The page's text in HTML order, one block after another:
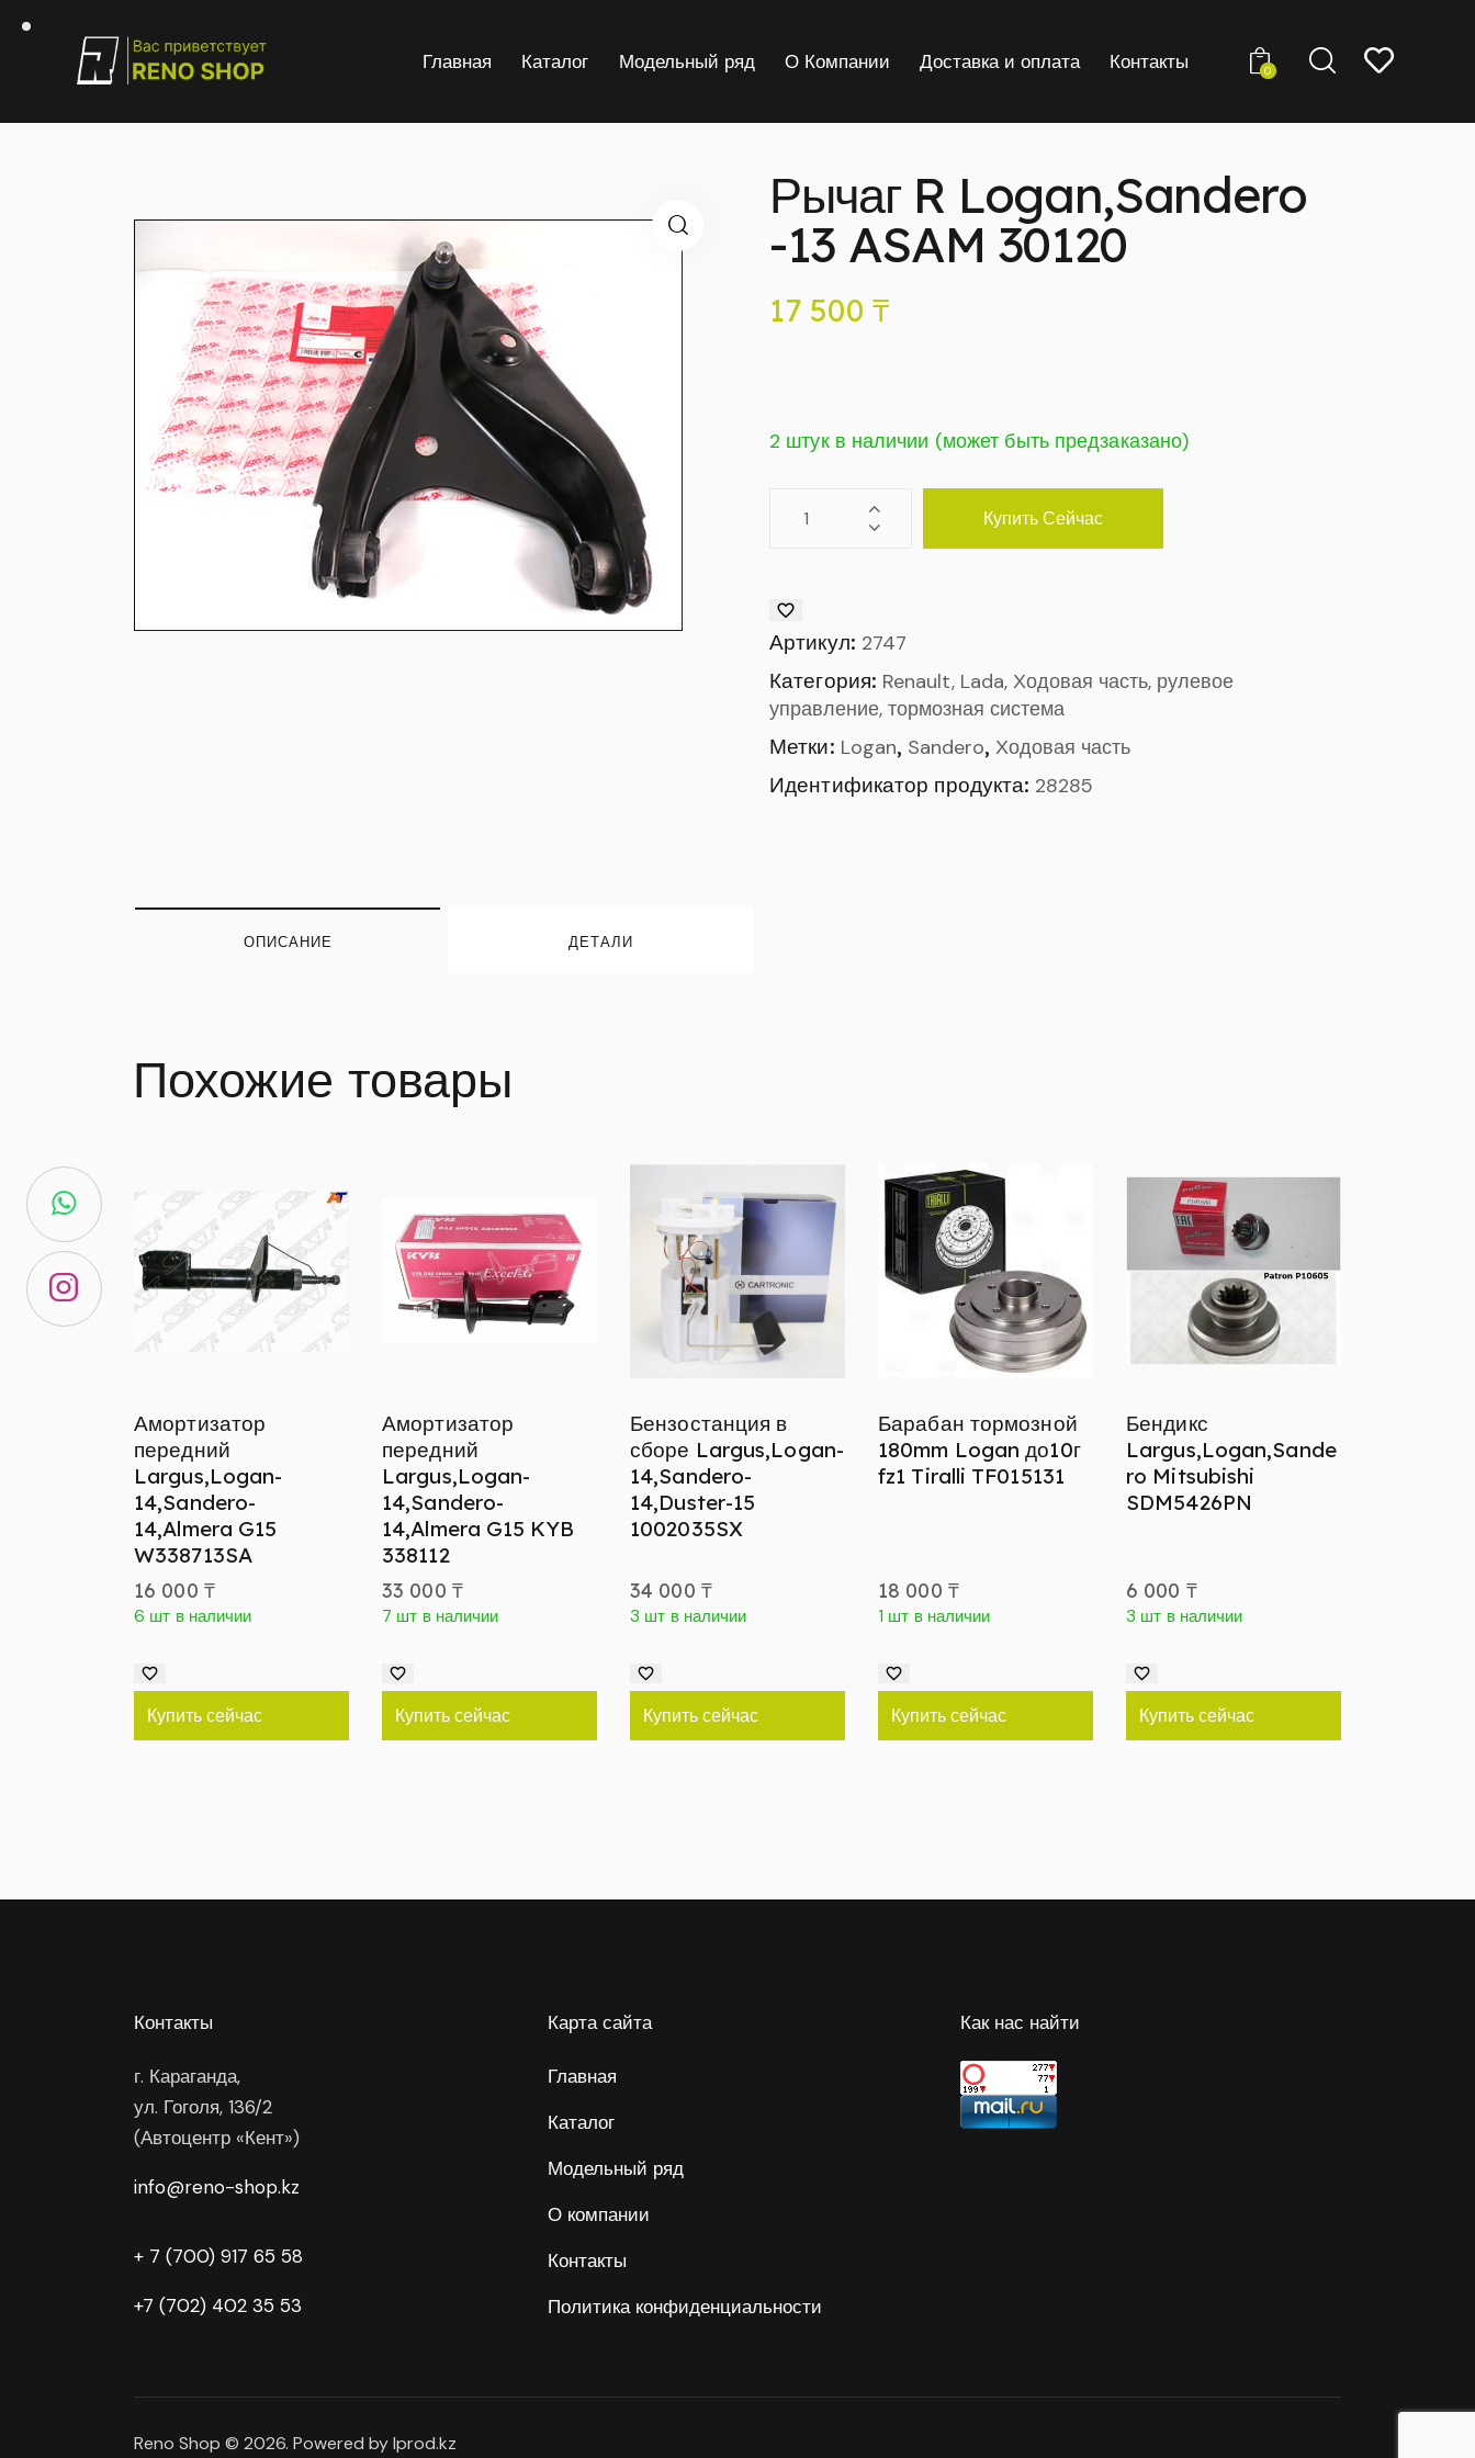
Главная Каталог Модельный ряд О Компании Доставка и оплата Контакты 0
Рычаг R Logan,Sandero
-13 ASAM 30120
17 500 ₸
2 штук в наличии (может быть предзаказано)
Купить Сейчас
Артикул: 2747
Категория: Renault, Lada, Ходовая часть, рулевое
управление, тормозная система
Метки: Logan, Sandero,Ходовая часть
Идентификатор продукта: 28285
ОПИСАНИЕ ДЕТАЛИ
Похожие товары
Амортизатор
передний
Largus,Logan-
14,Sandero-
14,Almera G15
W338713SA
16 000 ₸
6 шт в наличии
Купить сейчас
Амортизатор
передний
Largus,Logan-
14,Sandero-
14,Almera G15 KYB
338112
33 000 ₸
7 шт в наличии
Купить сейчас
Бензостанция в
сборе Largus,Logan-
14,Sandero-
14,Duster-15
1002035SX
34 000 ₸
3 шт в наличии
Купить сейчас
Барабан тормозной
180mm Logan до10г
fz1 Tiralli TF015131
18 000 ₸
1 шт в наличии
Купить сейчас
Бендикс
Largus,Logan,Sande
ro Mitsubishi
SDM5426PN
6 000 ₸
3 шт в наличии
Купить сейчас
Контакты
г. Караганда,
ул. Гоголя, 136/2
(Автоцентр «Кент»)
info@reno-shop.kz
+ 7 (700) 917 65 58
+7 (702) 402 35 53
Карта сайта
Главная
Каталог
Модельный ряд
О компании
Контакты
Политика конфиденциальности
Как нас найти
Reno Shop © 2026. Powered by Iprod.kz